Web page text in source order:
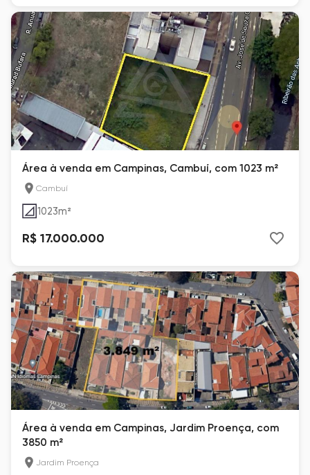
Área à venda em Campinas, Cambuí, com 1023 m²
Cambuí
1023m²
R$ 17.000.000
Área à venda em Campinas, Jardim Proença, com
3850 m²
Jardim Proença